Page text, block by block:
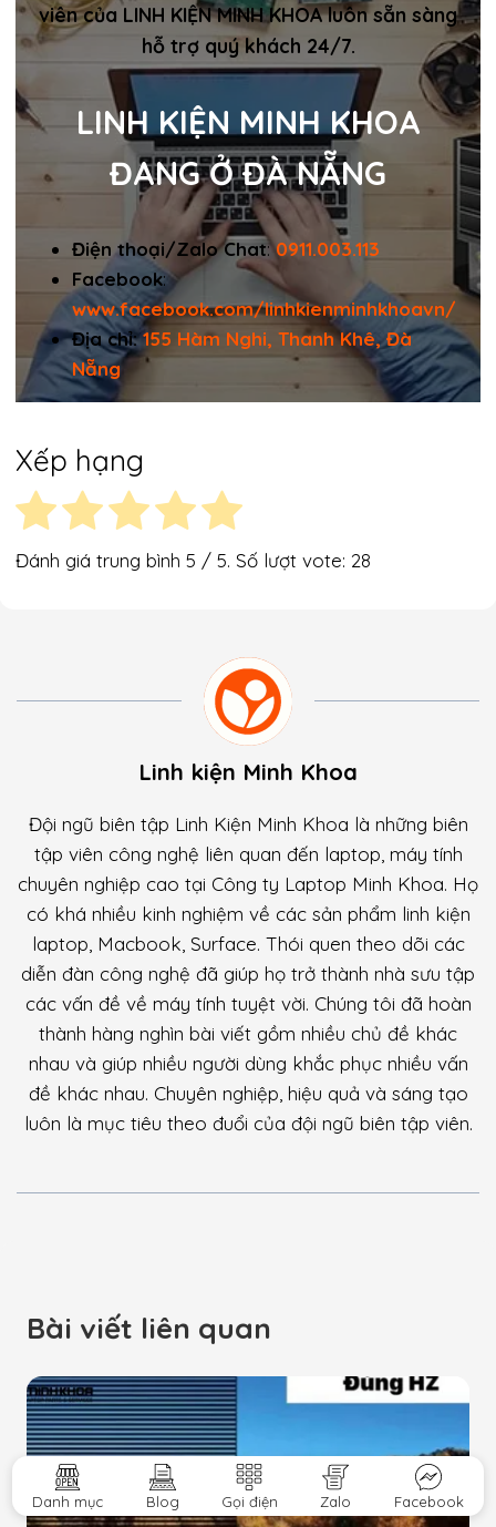
viên của LINH KIỆN MINH KHOA luôn sẵn sàng
hỗ trợ quý khách 24/7.
LINH KIỆN MINH KHOA
ĐANG Ở ĐÀ NẴNG
Điện thoại/Zalo Chat:0911.003.113
Facebook:
www.facebook.com/linhkienminhkhoavn/
Địa chỉ:155 Hàm Nghi, Thanh Khê, Đà
Nẵng
Xếp hạng
Đánh giá trung bình 5 / 5. Số lượt vote: 28
Linh kiện Minh Khoa
Đội ngũ biên tập Linh Kiện Minh Khoa là những biên
tập viên công nghệ liên quan đến laptop, máy tính
chuyên nghiệp cao tại Công ty Laptop Minh Khoa. Họ
có khá nhiều kinh nghiệm về các sản phẩm linh kiện
laptop, Macbook, Surface. Thói quen theo dõi các
diễn đàn công nghệ đã giúp họ trở thành nhà sưu tập
các vấn đề về máy tính tuyệt vời. Chúng tôi đã hoàn
thành hàng nghìn bài viết gồm nhiều chủ đề khác
nhau và giúp nhiều người dùng khắc phục nhiều vấn
đề khác nhau. Chuyên nghiệp, hiệu quả và sáng tạo
luôn là mục tiêu theo đuổi của đội ngũ biên tập viên.
Bài viết liên quan
Danh mục Blog Gọi điện Zalo Facebook